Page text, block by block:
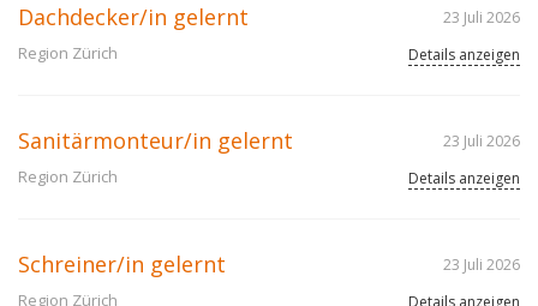
Dachdecker/in gelernt
Region Zürich
23 Juli 2026
Details anzeigen
Sanitärmonteur/in gelernt
Region Zürich
23 Juli 2026
Details anzeigen
Schreiner/in gelernt
Region Zürich
23 Juli 2026
Details anzeigen